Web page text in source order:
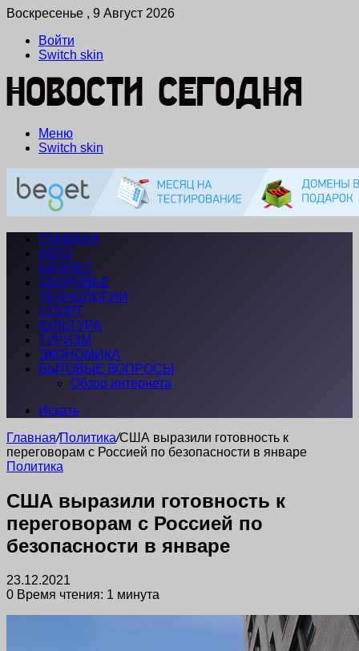
Воскресенье , 9 Август 2026
Войти
Switch skin
Меню
Switch skin
ГЛАВНАЯ
АВТО
БИЗНЕС
ЗДОРОВЬЕ
ТЕХНОЛОГИИ
СПОРТ
КУЛЬТУРА
ТУРИЗМ
ЭКОНОМИКА
БЫТОВЫЕ ВОПРОСЫ
Обзор интернета
Искать
Главная/Политика/США выразили готовность к
переговорам с Россией по безопасности в январе
Политика
США выразили готовность к
переговорам с Россией по
безопасности в январе
23.12.2021
0 Время чтения: 1 минута